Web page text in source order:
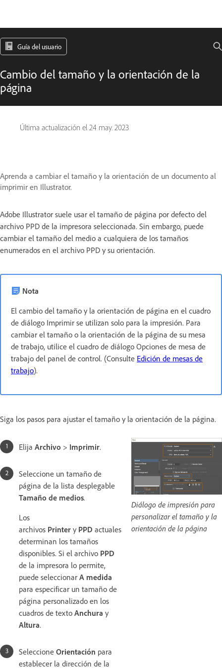
Guía del usuario
Cambio del tamaño y la orientación de la
página
Última actualización el 24 may. 2023
Aprenda a cambiar el tamaño y la orientación de un documento al
imprimir en Illustrator.
Adobe Illustrator suele usar el tamaño de página por defecto del
archivo PPD de la impresora seleccionada. Sin embargo, puede
cambiar el tamaño del medio a cualquiera de los tamaños
enumerados en el archivo PPD y su orientación.
Nota
El cambio del tamaño y la orientación de página en el cuadro
de diálogo Imprimir se utilizan solo para la impresión. Para
cambiar el tamaño o la orientación de la página de su mesa
de trabajo, utilice el cuadro de diálogo Opciones de mesa de
trabajo del panel de control. (Consulte Edición de mesas de
trabajo).
Siga los pasos para ajustar el tamaño y la orientación de la página.
Elija Archivo > Imprimir.
Seleccione un tamaño de
página de la lista desplegable
Tamaño de medios.
Los
archivos Printer y PPD actuales
determinan los tamaños
disponibles. Si el archivo PPD
de la impresora lo permite,
puede seleccionar A medida
para especificar un tamaño de
página personalizado en los
cuadros de texto Anchura y
Altura.
Seleccione Orientación para
establecer la dirección de la
Diálogo de impresión para
personalizar el tamaño y la
orientación de la página